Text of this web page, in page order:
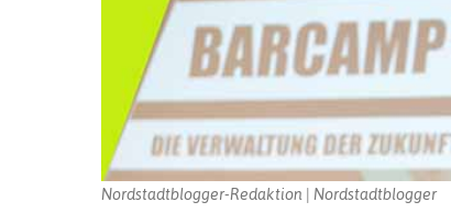
Nordstadtblogger-Redaktion | Nordstadtblogger